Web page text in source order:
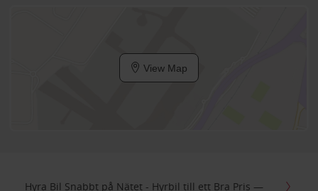
View Map
Hyra Bil Snabbt på Nätet - Hyrbil till ett Bra Pris —